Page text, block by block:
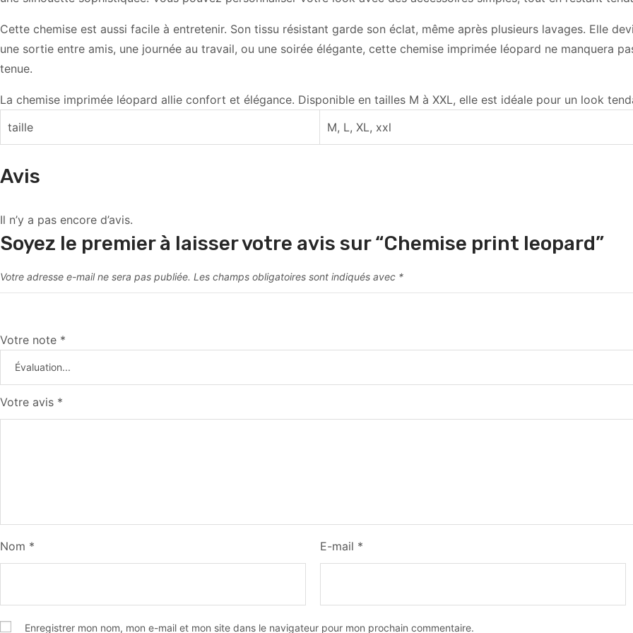
Cette chemise est aussi facile à entretenir. Son tissu résistant garde son éclat, même après plusieurs lavages. Elle
une sortie entre amis, une journée au travail, ou une soirée élégante, cette chemise imprimée léopard ne manquera
tenue.
La chemise imprimée léopard allie confort et élégance. Disponible en tailles M à XXL, elle est idéale pour un look
taille
M, L, XL, xxl
Avis
Il n’y a pas encore d’avis.
Soyez le premier à laisser votre avis sur “Chemise print leopard”
Votre adresse e-mail ne sera pas publiée. Les champs obligatoires sont indiqués avec *
Votre note *
Votre avis *
Nom * E-mail *
Enregistrer mon nom, mon e-mail et mon site dans le navigateur pour mon prochain commentaire.